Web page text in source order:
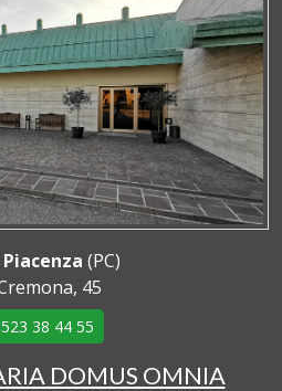
Piacenza (PC)
45
38 44 55
DOMUS OMNIA